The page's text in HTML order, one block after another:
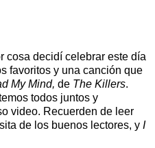
cosa decidí celebrar este día
favoritos y una canción que
My Mind, de The Killers.
todos juntos y
video. Recuerden de leer
de los buenos lectores, y I